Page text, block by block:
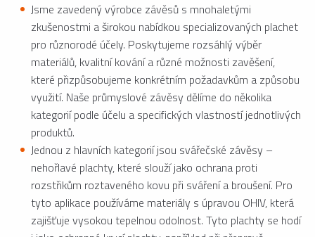
Jsme zavedený výrobce závěsů s mnohaletými
zkušenostmi a širokou nabídkou specializovaných plachet
pro různorodé účely. Poskytujeme rozsáhlý výběr
materiálů, kvalitní kování a různé možnosti zavěšení,
které přizpůsobujeme konkrétním požadavkům a způsobu
využití. Naše průmyslové závěsy dělíme do několika
kategorií podle účelu a specifických vlastností jednotlivých
produktů.
Jednou z hlavních kategorií jsou svářečské závěsy –
nehořlavé plachty, které slouží jako ochrana proti
rozstřikům roztaveného kovu při sváření a broušení. Pro
tyto aplikace používáme materiály s úpravou OHIV, která
zajišťuje vysokou tepelnou odolnost. Tyto plachty se hodí